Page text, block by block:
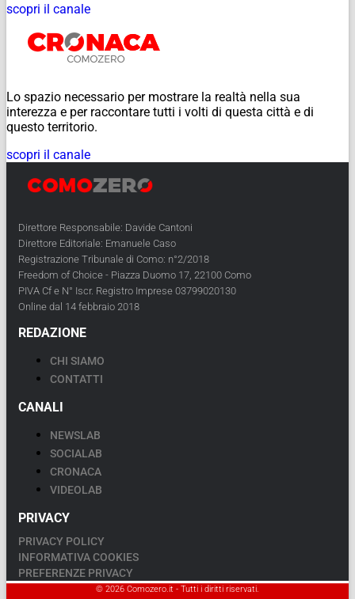
scopri il canale
Lo spazio necessario per mostrare la realtà nella sua
interezza e per raccontare tutti i volti di questa città e di
questo territorio.
scopri il canale
Direttore Responsabile: Davide Cantoni
Direttore Editoriale: Emanuele Caso
Registrazione Tribunale di Como: n°2/2018
Freedom of Choice - Piazza Duomo 17, 22100 Como
PIVA Cf e N° Iscr. Registro Imprese 03799020130
Online dal 14 febbraio 2018
REDAZIONE
CHI SIAMO
CONTATTI
CANALI
NEWSLAB
SOCIALAB
CRONACA
VIDEOLAB
PRIVACY
PRIVACY POLICY
INFORMATIVA COOKIES
PREFERENZE PRIVACY
© 2026 Comozero.it - Tutti i diritti riservati.